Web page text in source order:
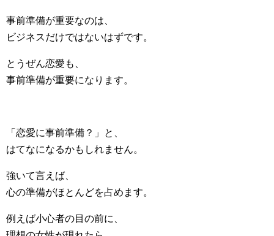
事前準備が重要なのは、
ビジネスだけではないはずです。
とうぜん恋愛も、
事前準備が重要になります。
「恋愛に事前準備？」と、
はてなになるかもしれません。
強いて言えば、
心の準備がほとんどを占めます。
例えば小心者の目の前に、